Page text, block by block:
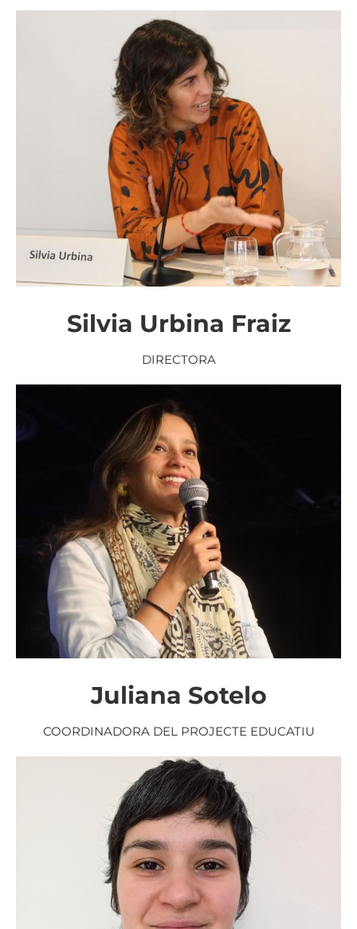
Silvia Urbina Fraiz
DIRECTORA
Juliana Sotelo
COORDINADORA DEL PROJECTE EDUCATIU